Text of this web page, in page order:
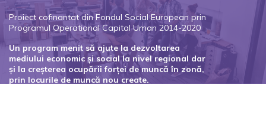
Proiect cofinantat din Fondul Social European prin
Programul Operational Capital Uman 2014-2020
Un program menit să ajute la dezvoltarea
mediului economic și social la nivel regional dar
și la creșterea ocupării forței de muncă în zonă,
prin locurile de muncă nou create.